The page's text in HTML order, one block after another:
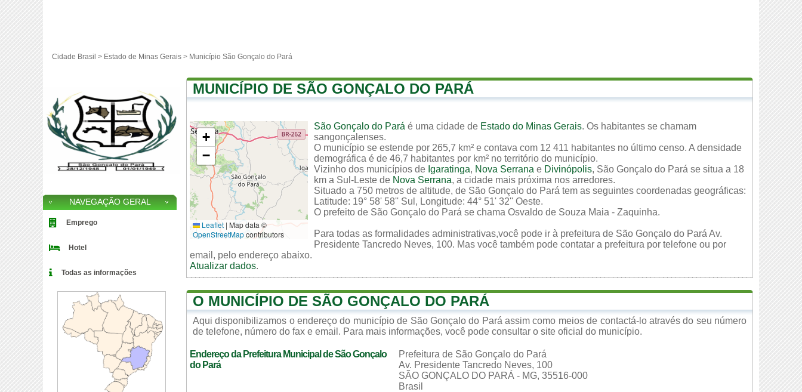
Cidade Brasil > Estado de Minas Gerais > Município São Gonçalo do Pará
MUNICÍPIO DE SÃO GONÇALO DO PARÁ
+
−
Leaflet | Map data ©
OpenStreetMapcontributors
São Gonçalo do Pará é uma cidade de Estado do Minas Gerais. Os habitantes se chamam
sangonçalenses.
O município se estende por 265,7 km² e contava com 12 411 habitantes no último censo. A densidade
demográfica é de 46,7 habitantes por km² no território do município.
Vizinho dos municípios de Igaratinga, Nova Serrana e Divinópolis, São Gonçalo do Pará se situa a 18
km a Sul-Leste de Nova Serrana, a cidade mais próxima nos arredores.
Situado a 750 metros de altitude, de São Gonçalo do Pará tem as seguintes coordenadas geográficas:
Latitude: 19° 58' 58'' Sul, Longitude: 44° 51' 32'' Oeste.
O prefeito de São Gonçalo do Pará se chama Osvaldo de Souza Maia - Zaquinha.
Para todas as formalidades administrativas,você pode ir à prefeitura de São Gonçalo do Pará Av.
Presidente Tancredo Neves, 100. Mas você também pode contatar a prefeitura por telefone ou por
email, pelo endereço abaixo.
Atualizar dados.
O MUNICÍPIO DE SÃO GONÇALO DO PARÁ
Aqui disponibilizamos o endereço do município de São Gonçalo do Pará assim como meios de contactá-lo através do seu número
de telefone, número do fax e email. Para mais informações, você pode consultar o site oficial do município.
Endereço da Prefeitura Municipal de São Gonçalo
do Pará
Prefeitura de São Gonçalo do Pará
Av. Presidente Tancredo Neves, 100
SÃO GONÇALO DO PARÁ - MG, 35516-000
Brasil
NAVEGAÇÃO GERAL
Emprego
Hotel
Todas as informações